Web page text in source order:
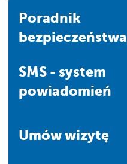
Poradnik
bezpieczeństwa
SMS - system
powiadomień
Umów wizytę